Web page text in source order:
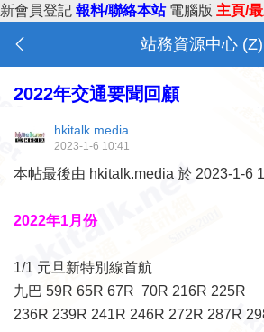
新會員登記 報料/聯絡本站 電腦版 主頁/
站務資源中心 (Z)
2022年交通要聞回顧
hkitalk.media
2023-1-6 10:41
本帖最後由 hkitalk.media 於 2023-1-6
2022年1月份
1/1 元旦新特別線首航
九巴 59R 65R 67R 70R 216R 225R
236R 239R 241R 246R 272R 287R